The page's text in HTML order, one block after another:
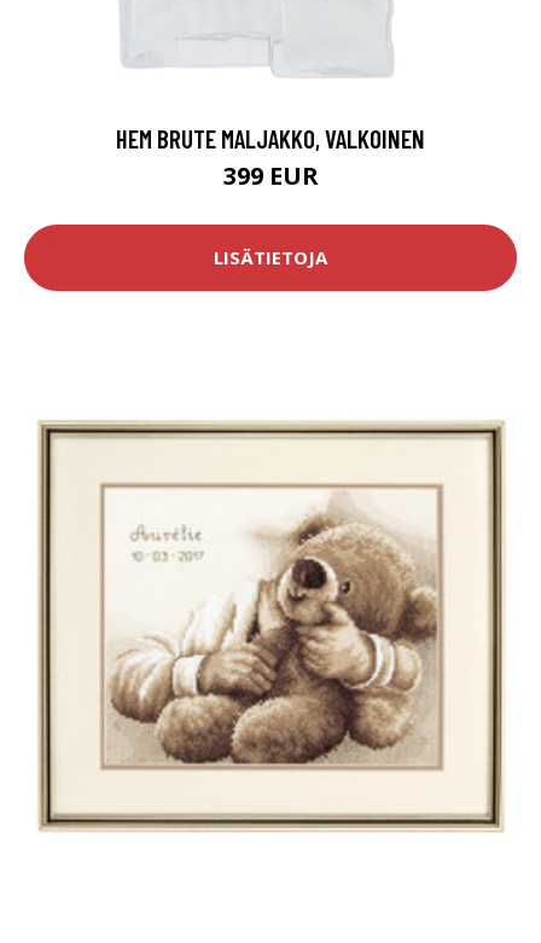
HEM BRUTE MALJAKKO, VALKOINEN
399 EUR
LISÄTIETOJA